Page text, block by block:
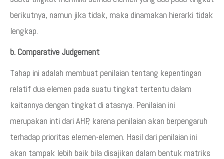
berikutnya, namun jika tidak, maka dinamakan hierarki tidak
lengkap.
b. Comparative Judgement
Tahap ini adalah membuat penilaian tentang kepentingan
relatif dua elemen pada suatu tingkat tertentu dalam
kaitannya dengan tingkat di atasnya. Penilaian ini
merupakan inti dari AHP, karena penilaian akan berpengaruh
terhadap prioritas elemen-elemen. Hasil dari penilaian ini
akan tampak lebih baik bila disajikan dalam bentuk matriks